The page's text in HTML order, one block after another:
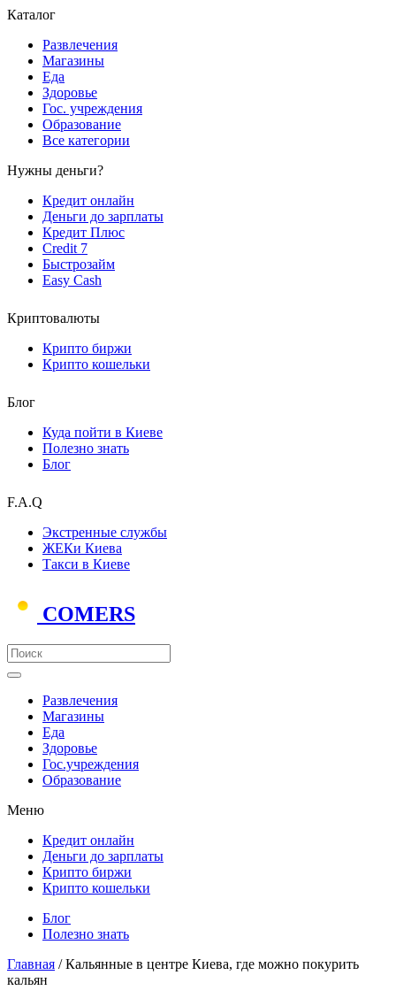
Каталог
Развлечения
Магазины
Еда
Здоровье
Гос. учреждения
Образование
Все категории
Нужны деньги?
Кредит онлайн
Деньги до зарплаты
Кредит Плюс
Credit 7
Быстрозайм
Easy Cash
Криптовалюты
Крипто биржи
Крипто кошельки
Блог
Куда пойти в Киеве
Полезно знать
Блог
F.A.Q
Экстренные службы
ЖЕКи Киева
Такси в Киеве
COMERS
Развлечения
Магазины
Еда
Здоровье
Гос.учреждения
Образование
Меню
Кредит онлайн
Деньги до зарплаты
Крипто биржи
Крипто кошельки
Блог
Полезно знать
Главная / Кальянные в центре Киева, где можно покурить
кальян